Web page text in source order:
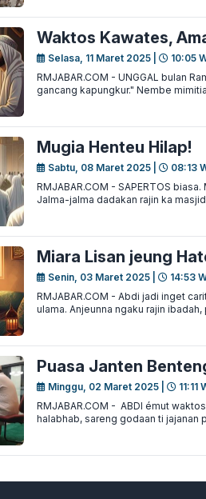
Waktos Kawates,
Selasa, 11 Maret 2025 |
10:05
RMJABAR.COM - UNGGAL bulan
gancang kapungkur." Nembe
Mugia Henteu Hilap!
Sabtu, 08 Maret 2025 |
08:13
RMJABAR.COM - SAPERTOS
Jalma-jalma dadakan rajin ka
Miara Lisan jeung
Senin, 03 Maret 2025 |
14:53
RMJABAR.COM - Abdi jadi inget
ulama. Anjeunna ngaku rajin ibadah,
Puasa Janten
Minggu, 02 Maret 2025 |
11:11
RMJABAR.COM - ABDI émut
halabhab, sareng godaan ti jajanan